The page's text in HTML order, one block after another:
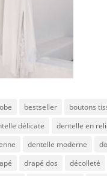
bestseller boutons
délicate
dentelle en
dentelle moderne
drapé dos décolleté